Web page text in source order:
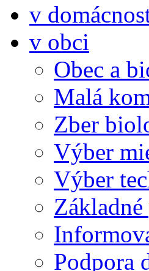
v
v obci
Obec a
Malá
Zber
Výber
Výber
Podpora